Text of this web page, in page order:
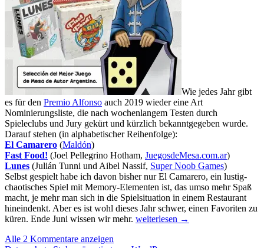
Wie jedes Jahr gibt
es für den Premio Alfonso auch 2019 wieder eine Art
Nominierungsliste, die nach wochenlangem Testen durch
Spieleclubs und Jury gekürt und kürzlich bekanntgegeben wurde.
Darauf stehen (in alphabetischer Reihenfolge):
El Camarero (Maldón)
Fast Food! (Joel Pellegrino Hotham, JuegosdeMesa.com.ar)
Lunes (Julián Tunni und Aibel Nassif, Super Noob Games)
Selbst gespielt habe ich davon bisher nur El Camarero, ein lustig-
chaotisches Spiel mit Memory-Elementen ist, das umso mehr Spaß
macht, je mehr man sich in die Spielsituation in einem Restaurant
hineindenkt. Aber es ist wohl dieses Jahr schwer, einen Favoriten zu
küren. Ende Juni wissen wir mehr. Neue
weiterlesen →
Alle 2 Kommentare anzeigen